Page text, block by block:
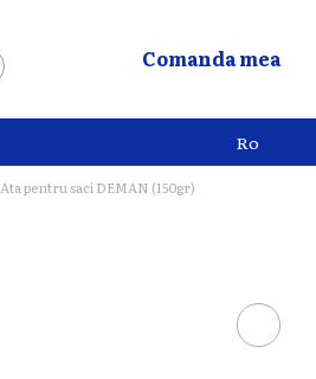
Comanda mea
Ro
Ata pentru saci DEMAN (150gr)